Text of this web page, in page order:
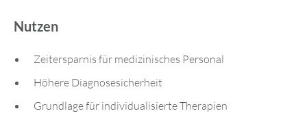
Nutzen
Zeitersparnis für medizinisches Personal
Höhere Diagnosesicherheit
Grundlage für individualisierte Therapien